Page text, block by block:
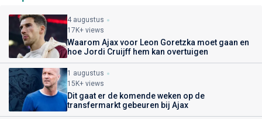
4 augustus
17K+ views
Waarom Ajax voor Leon Goretzka moet gaan en
hoe Jordi Cruijff hem kan overtuigen
1 augustus
15K+ views
Dit gaat er de komende weken op de
transfermarkt gebeuren bij Ajax